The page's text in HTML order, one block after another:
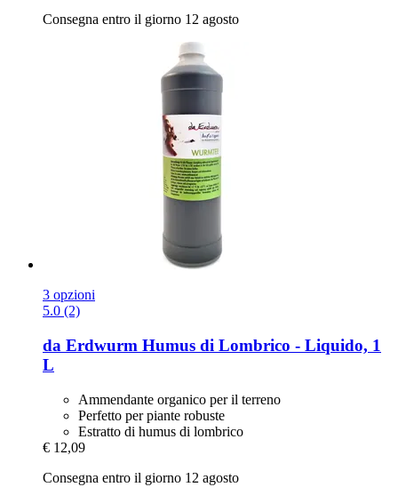
Consegna entro il giorno 12 agosto
3 opzioni
5.0 (2)
da Erdwurm Humus di Lombrico -​ Liquido, 1
L
Ammendante organico per il terreno
Perfetto per piante robuste
Estratto di humus di lombrico
€ 12,09
Consegna entro il giorno 12 agosto